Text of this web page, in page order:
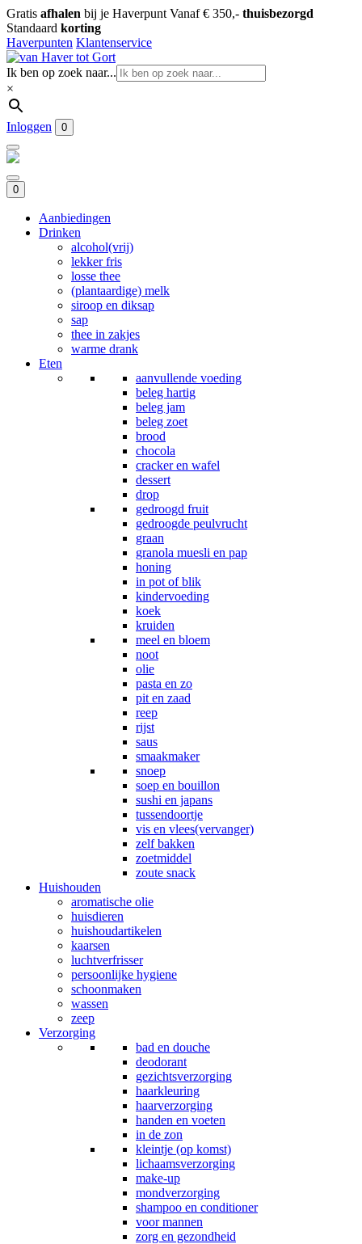
Gratis afhalen bij je Haverpunt Vanaf € 350,- thuisbezorgd
Standaard korting
Haverpunten Klantenservice
Ik ben op zoek naar...
×
Inloggen 0
0
Aanbiedingen
Drinken
alcohol(vrij)
lekker fris
losse thee
(plantaardige) melk
siroop en diksap
sap
thee in zakjes
warme drank
Eten
aanvullende voeding
beleg hartig
beleg jam
beleg zoet
brood
chocola
cracker en wafel
dessert
drop
gedroogd fruit
gedroogde peulvrucht
graan
granola muesli en pap
honing
in pot of blik
kindervoeding
koek
kruiden
meel en bloem
noot
olie
pasta en zo
pit en zaad
reep
rijst
saus
smaakmaker
snoep
soep en bouillon
sushi en japans
tussendoortje
vis en vlees(vervanger)
zelf bakken
zoetmiddel
zoute snack
Huishouden
aromatische olie
huisdieren
huishoudartikelen
kaarsen
luchtverfrisser
persoonlijke hygiene
schoonmaken
wassen
zeep
Verzorging
bad en douche
deodorant
gezichtsverzorging
haarkleuring
haarverzorging
handen en voeten
in de zon
kleintje (op komst)
lichaamsverzorging
make-up
mondverzorging
shampoo en conditioner
voor mannen
zorg en gezondheid